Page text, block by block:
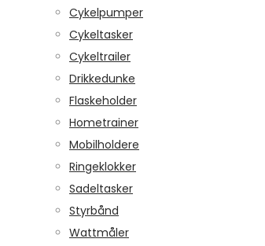
Cykelpumper
Cykeltasker
Cykeltrailer
Drikkedunke
Flaskeholder
Hometrainer
Mobilholdere
Ringeklokker
Sadeltasker
Styrbånd
Wattmåler